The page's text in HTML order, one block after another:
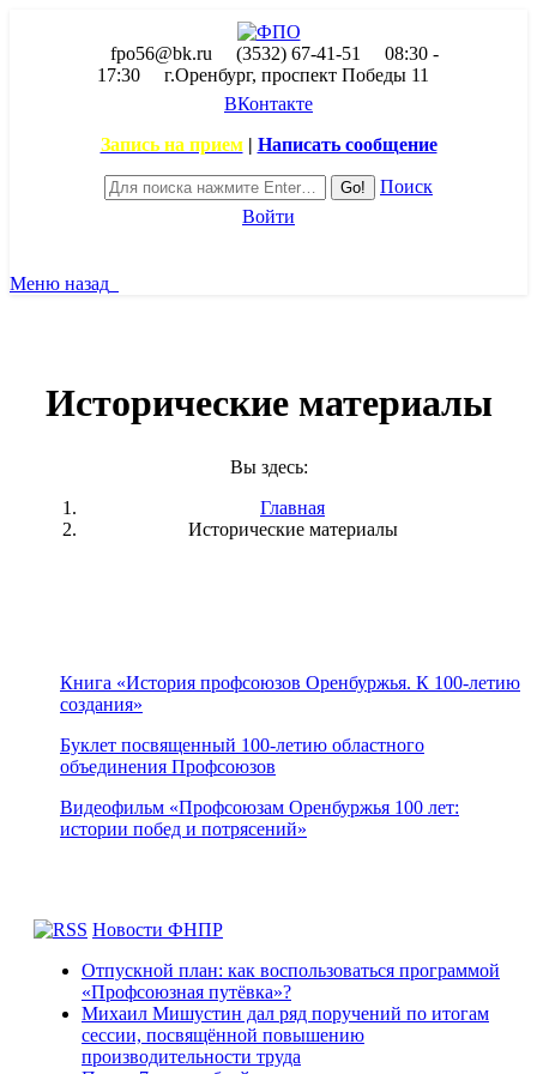
fpo56@bk.ru (3532) 67-41-51
08:30 -
17:30
г.Оренбург, проспект Победы 11
ВКонтакте
Запись на прием| Написать сообщение
Поиск
Войти
Меню назад
Исторические материалы
Вы здесь:
Главная
Исторические материалы
Книга «История профсоюзов Оренбуржья. К 100-летию
создания»
Буклет посвященный 100-летию областного
объединения Профсоюзов
Видеофильм «Профсоюзам Оренбуржья 100 лет:
истории побед и потрясений»
Новости ФНПР
Отпускной план: как воспользоваться программой
«Профсоюзная путёвка»?
Михаил Мишустин дал ряд поручений по итогам
сессии, посвящённой повышению
производительности труда